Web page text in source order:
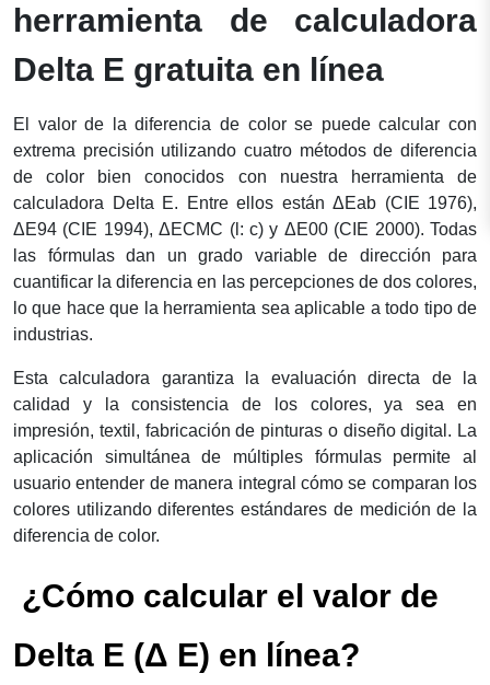
herramienta de calculadora
Delta E gratuita en línea
El valor de la diferencia de color se puede calcular con
extrema precisión utilizando cuatro métodos de diferencia
de color bien conocidos con nuestra herramienta de
calculadora Delta E. Entre ellos están ΔEab (CIE 1976),
ΔE94 (CIE 1994), ΔECMC (l: c) y ΔE00 (CIE 2000). Todas
las fórmulas dan un grado variable de dirección para
cuantificar la diferencia en las percepciones de dos colores,
lo que hace que la herramienta sea aplicable a todo tipo de
industrias.
Esta calculadora garantiza la evaluación directa de la
calidad y la consistencia de los colores, ya sea en
impresión, textil, fabricación de pinturas o diseño digital. La
aplicación simultánea de múltiples fórmulas permite al
usuario entender de manera integral cómo se comparan los
colores utilizando diferentes estándares de medición de la
diferencia de color.
Delta E (Δ E) en línea?